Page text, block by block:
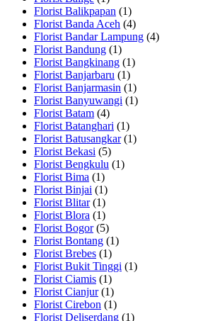
Florist Balikpapan (1)
Florist Banda Aceh (4)
Florist Bandar Lampung (4)
Florist Bandung (1)
Florist Bangkinang (1)
Florist Banjarbaru (1)
Florist Banjarmasin (1)
Florist Banyuwangi (1)
Florist Batam (4)
Florist Batanghari (1)
Florist Batusangkar(1)
Florist Bekasi (5)
Florist Bengkulu (1)
Florist Bima (1)
Florist Binjai (1)
Florist Blitar(1)
Florist Blora (1)
Florist Bogor(5)
Florist Bontang (1)
Florist Brebes (1)
Florist Bukit Tinggi (1)
Florist Ciamis (1)
Florist Cianjur(1)
Florist Cirebon (1)
Florist Deliserdang (1)